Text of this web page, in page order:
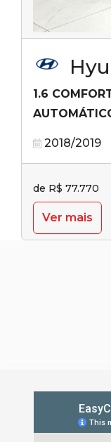
1.6
2018/2019
de R$ 77.770
Ver mais